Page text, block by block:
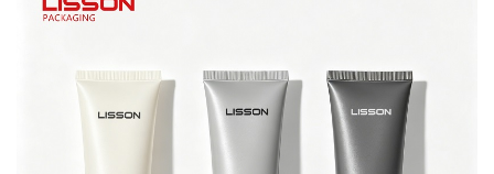
한국의